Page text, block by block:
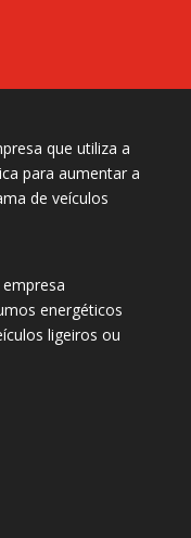
que utiliza a
para aumentar a
de veículos
energéticos
ligeiros ou